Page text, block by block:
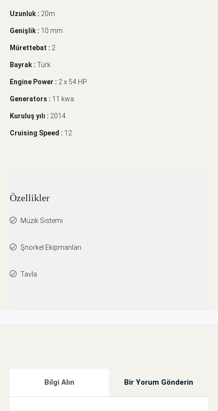
Uzunluk : 20m
Genişlik : 10 mm
Mürettebat : 2
Bayrak : Türk
Engine Power : 2 x 54 HP
Generators : 11 kwa
Kuruluş yılı : 2014
Cruising Speed : 12
Özellikler
Müzik Sistemi
Şnorkel Ekipmanları
Tavla
Bilgi Alın Bir Yorum Gönderin